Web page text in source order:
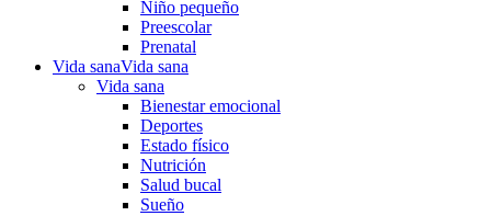
Niño pequeño
Preescolar
Prenatal
Vida sanaVida sana
Vida sana
Bienestar emocional
Deportes
Estado físico
Nutrición
Salud bucal
Sueño